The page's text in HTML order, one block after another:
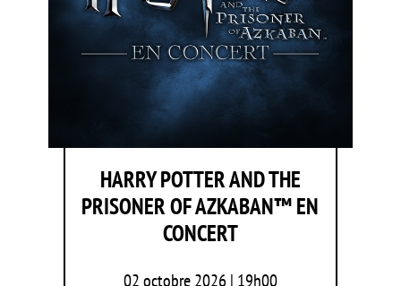
HARRY POTTER AND THE
PRISONER OF AZKABAN™ EN
CONCERT
02 octobre 2026 | 19h00